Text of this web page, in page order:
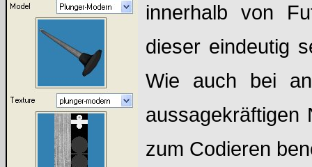
innerhalb von
dieser eindeutig
Wie auch bei
aussagekräftigen
zum Codieren